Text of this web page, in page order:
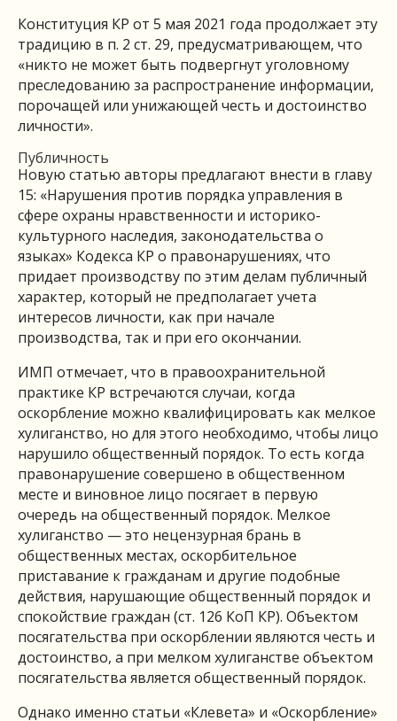
Конституция КР от 5 мая 2021 года продолжает эту
традицию в п. 2 ст. 29, предусматривающем, что
«никто не может быть подвергнут уголовному
преследованию за распространение информации,
порочащей или унижающей честь и достоинство
личности».
Публичность
Новую статью авторы предлагают внести в главу
15: «Нарушения против порядка управления в
сфере охраны нравственности и историко-
культурного наследия, законодательства о
языках» Кодекса КР о правонарушениях, что
придает производству по этим делам публичный
характер, который не предполагает учета
интересов личности, как при начале
производства, так и при его окончании.
ИМП отмечает, что в правоохранительной
практике КР встречаются случаи, когда
оскорбление можно квалифицировать как мелкое
хулиганство, но для этого необходимо, чтобы лицо
нарушило общественный порядок. То есть когда
правонарушение совершено в общественном
месте и виновное лицо посягает в первую
очередь на общественный порядок. Мелкое
хулиганство — это нецензурная брань в
общественных местах, оскорбительное
приставание к гражданам и другие подобные
действия, нарушающие общественный порядок и
спокойствие граждан (ст. 126 КоП КР). Объектом
посягательства при оскорблении являются честь и
достоинство, а при мелком хулиганстве объектом
посягательства является общественный порядок.
Однако именно статьи «Клевета» и «Оскорбление»